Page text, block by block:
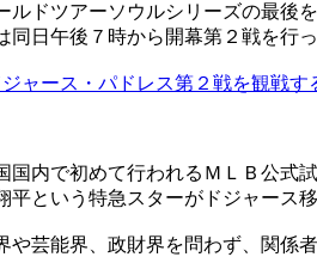
ルドツアーソウルシリーズの最
日午後７時から開幕第２戦を行っ
ャース・パドレス第２戦を観戦
国内で初めて行われるＭＬＢ公式
平という特急スターがドジャース
や芸能界、政財界を問わず、関係